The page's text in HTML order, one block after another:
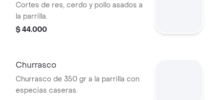
Cortes de res, cerdo y pollo asados a
la parrilla.
$ 44.000
Churrasco
Churrasco de 350 gr a la parrilla con
especias caseras.